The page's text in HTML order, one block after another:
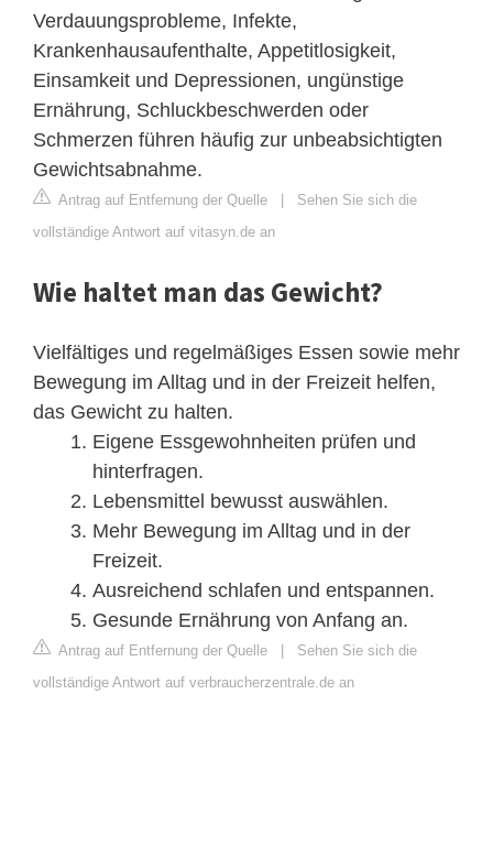
Verdauungsprobleme, Infekte,
Krankenhausaufenthalte, Appetitlosigkeit,
Einsamkeit und Depressionen, ungünstige
Ernährung, Schluckbeschwerden oder
Schmerzen führen häufig zur unbeabsichtigten
Gewichtsabnahme.
Antrag auf Entfernung der Quelle | Sehen Sie sich die
vollständige Antwort auf vitasyn.de an
Wie haltet man das Gewicht?
Vielfältiges und regelmäßiges Essen sowie mehr
Bewegung im Alltag und in der Freizeit helfen,
das Gewicht zu halten.
Eigene Essgewohnheiten prüfen und
hinterfragen.
Lebensmittel bewusst auswählen.
Mehr Bewegung im Alltag und in der
Freizeit.
Ausreichend schlafen und entspannen.
Gesunde Ernährung von Anfang an.
Antrag auf Entfernung der Quelle | Sehen Sie sich die
vollständige Antwort auf verbraucherzentrale.de an